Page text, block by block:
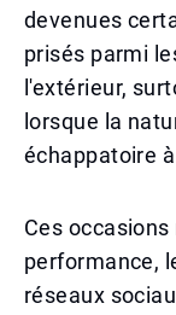
devenues
prisés parmi
l'extérieur,
lorsque la
échappatoire
Ces
performance,
réseaux